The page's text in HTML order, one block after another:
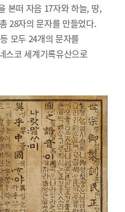
본떠 자음 17자와 하늘, 땅,
28자의 문자를 만들었다.
모두 24개의 문자를
스코 세계기록유산으로